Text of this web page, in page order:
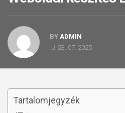
BY ADMIN
23. 07. 2025
Tartalomjegyzék